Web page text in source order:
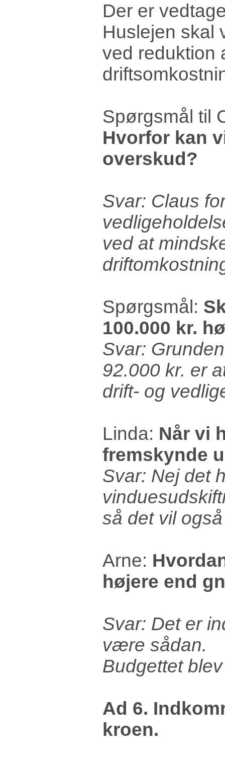
Der er
Huslejen skal
ved reduktion
Spørgsmål til
Hvorfor kan
overskud?
Svar: Claus
ved at
Spørgsmål:
100.000 kr.
Svar:
92.000 kr. er
drift- og
Linda: Når vi
fremskynde
Svar: Nej det
så det vil
Arne:
højere end
Svar: Det er
være sådan.
Budgettet
Ad 6.
kroen.